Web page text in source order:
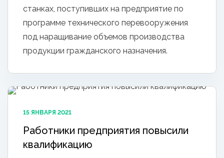
станках, поступивших на предприятие по
программе технического перевооружения
под наращивание объемов производства
продукции гражданского назначения.
15 ЯНВАРЯ 2021
Работники предприятия повысили
квалификацию